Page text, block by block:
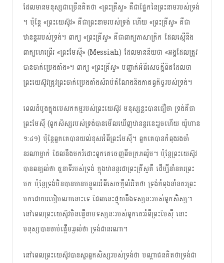
ដែល​មាន​មនុស្ស​ជា​ច្រើន​គិត​ថា «ព្រះគ្រីស្ទ» គឺ​ជា​ផ្នែក​នៃ​ព្រះ​នាម​របស់​ទ្រង់​
។ ប៉ុន្តែ «ព្រះ​យេស៊ូវ​» គឺ​ជា​ព្រះ​នាម​របស់​ទ្រង់​ ហើយ​ «ព្រះគ្រីស្ទ» គឺ​ជា​
ឋានន្តរ​របស់​ទ្រង់​។ ពាក្យ «ព្រះគ្រីស្ទ» គឺជា​ពាក្យ​ភាសា​ក្រិក​ ដែល​ស្មើ​នឹង​
ពាក្យ​ហេព្រើរ «ព្រះមែស៊ី» (Messiah) ដែល​មាន​​ន័យ​ថា «អង្គ​ដែល​ត្រូវ​​
បាន​ចាក់​ប្រេង​តាំង»។ ពាក្យ​ «ព្រះគ្រីស្ទ» បញ្ជាក់​អំពី​សេចក្តី​ពិត​ដែល​ថា
ព្រះ​យេស៊ូវ​ត្រូវ​ព្រះ​ចាក់​ប្រេង​តាំង​សំរាប់​តំណែង​និង​កាតព្វកិច្ច​របស់​ទ្រង់​។
ពេល​ដំបូង​ក្នុង​បេសកកម្ម​របស់​ព្រះ​យេស៊ូវ មនុស្ស​​ខ្លះ​បាន​ជឿ​ថា ទ្រង់​គឺជា​
ព្រះ​មែស៊ី (ពួក​សិស្ស​របស់​ទ្រង់​បាន​មើល​ឃើញ​ឋានន្តរ​នេះ​រួច​ហើយ យ៉ូហាន
១:៤១) ប៉ុន្តែ​ពួកគេ​បាន​យល់​ខុស​អំពី​ព្រះ​មែស៊ី។ ពួកគេ​បាន​កំពុង​រង​ចាំ​
នរណា​ម្នាក់​ ដែល​នឹង​មក​រំដោះ​ពួកគេ​ចេញ​ពី​​ចក្រភព​​រ៉ូម។ ប៉ុន្តែ​ព្រះ​យេស៊ូវ​
បាន​​ពន្យល់​ថា តួនាទី​របស់​ទ្រង់​ ក្នុង​ឋានន្តរ​ជា​ព្រះ​គ្រីស្ទ​គឺ ដើម្បី​នាំ​នគរ​ព្រះ​
មក ប៉ុន្តែ​ទ្រង់​​មិន​បាន​មាន​បន្ទូល​​អំពី​សេចក្តី​លំអិត​ថា ទ្រង់​កំពុង​នាំ​នគរ​ព្រះ​
មក​ដោយ​របៀប​ណា​នោះ​ទេ ដែល​នេះ​ផ្ទុយ​នឹង​​ទស្សនៈ​របស់​ពួក​សិស្ស។
នៅពេល​ព្រះ​យេស៊ូវ​មិន​ធ្វើ​តាម​​ទស្សនៈ​​របស់​​ពួកគេ​អំពី​ព្រះ​មែស៊ី នោះ​
មនុស្ស​បាន​ចាប់​ផ្តើម​ឆ្ងល់​ថា ទ្រង់​ជា​នរណា។
នៅពេល​ព្រះ​យេស៊ូវ​បាន​សួរ​ពួក​សិស្ស​របស់​ទ្រង់​ថា បណ្តាជន​គិត​ថា​ទ្រង់​ជា​